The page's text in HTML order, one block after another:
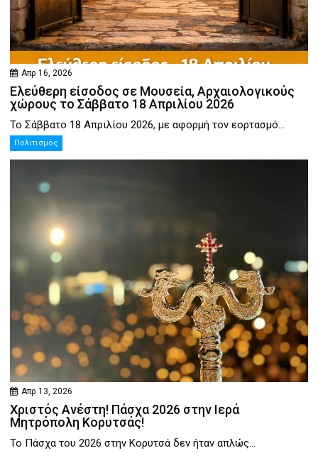
Απρ 16, 2026
Ελεύθερη είσοδος σε Μουσεία, Αρχαιολογικούς
χώρους το Σάββατο 18 Απριλίου 2026
Το Σάββατο 18 Απριλίου 2026, με αφορμή τον εορτασμό...
Πολιτισμός
Απρ 13, 2026
Χριστός Ανέστη! Πάσχα 2026 στην Ιερά
Μητρόπολη Κορυτσάς!
Το Πάσχα του 2026 στην Κορυτσά δεν ήταν απλώς...